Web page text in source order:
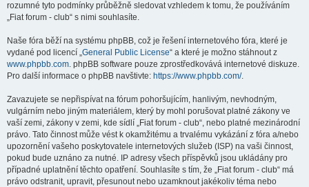
rozumné tyto podmínky průběžně sledovat vzhledem k tomu, že používáním
„Fiat forum - club“ s nimi souhlasíte.
Naše fóra běží na systému phpBB, což je řešení internetového fóra, které je
vydané pod licencí „General Public License“ a které je možno stáhnout z
www.phpbb.com. phpBB software pouze zprostředkovává internetové diskuze.
Pro další informace o phpBB navštivte: https://www.phpbb.com/.
Zavazujete se nepřispívat na fórum pohoršujícím, hanlivým, nevhodným,
vulgárním nebo jiným materiálem, který by mohl porušovat platné zákony ve
vaší zemi, zákony v zemi, kde sídlí „Fiat forum - club“, nebo platné mezinárodní
právo. Tato činnost může vést k okamžitému a trvalému vykázání z fóra a/nebo
upozornění vašeho poskytovatele internetových služeb (ISP) na vaši činnost,
pokud bude uznáno za nutné. IP adresy všech příspěvků jsou ukládány pro
případné uplatnění těchto opatření. Souhlasíte s tím, že „Fiat forum - club“ má
právo odstranit, upravit, přesunout nebo uzamknout jakékoliv téma nebo